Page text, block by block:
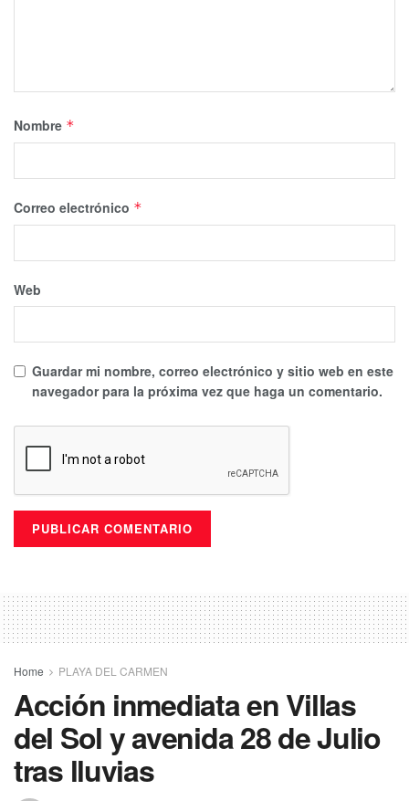
Nombre *
Correo electrónico *
Web
Guardar mi nombre, correo electrónico y sitio web en este
navegador para la próxima vez que haga un comentario.
Home PLAYA DEL CARMEN
Acción inmediata en Villas
del Sol y avenida 28 de Julio
tras lluvias